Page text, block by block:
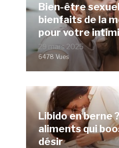
Bien-être
bienfaits de la
pour votre
29 mars 2025
6478 Vues
Libido en berne
aliments qui
désir